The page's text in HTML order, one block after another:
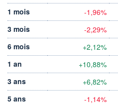
1 mois
-1,96%
3 mois
-2,29%
6 mois
+2,12%
1 an
+10,88%
3 ans
+6,82%
5 ans
-1,14%